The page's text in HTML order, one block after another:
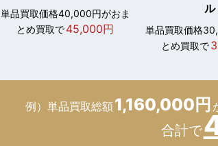
単品買取価格40,000円がおま
とめ買取で45,000円
ル
単品買取価格
とめ買取で
例）単品買取総額1,160,000円
合計で